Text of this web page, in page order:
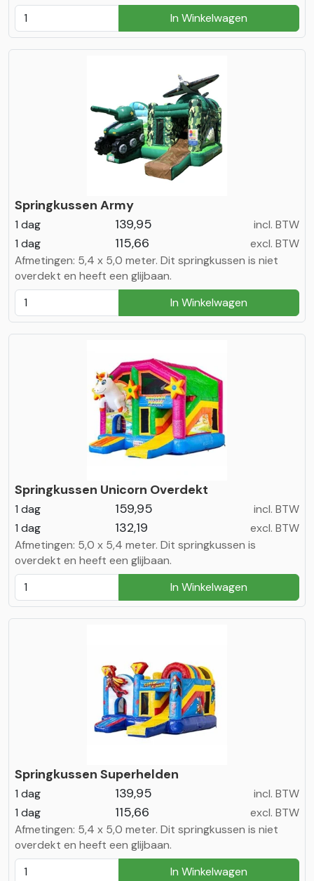
In Winkelwagen
Springkussen Army
1 dag 139,95
incl. BTW
1 dag
115,66
excl. BTW
Afmetingen: 5,4 x 5,0 meter. Dit springkussen is niet
overdekt en heeft een glijbaan.
In Winkelwagen
Springkussen Unicorn Overdekt
1 dag 159,95
incl. BTW
1 dag
132,19
excl. BTW
Afmetingen: 5,0 x 5,4 meter. Dit springkussen is
overdekt en heeft een glijbaan.
In Winkelwagen
Springkussen Superhelden
1 dag 139,95
incl. BTW
1 dag
115,66
excl. BTW
Afmetingen: 5,4 x 5,0 meter. Dit springkussen is niet
overdekt en heeft een glijbaan.
In Winkelwagen